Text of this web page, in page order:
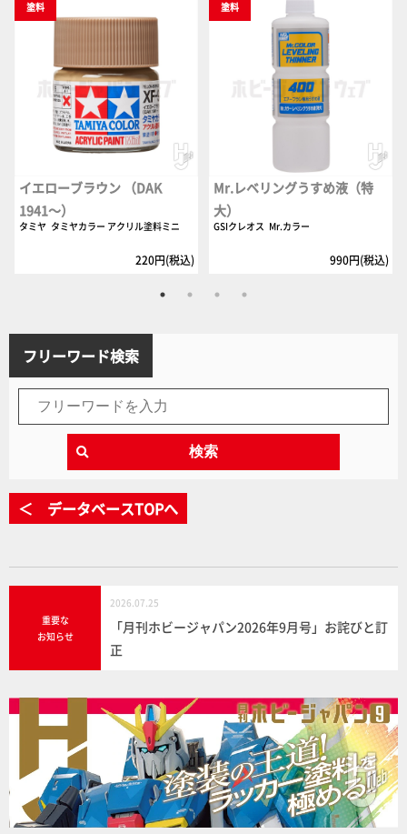
塗料
イエローブラウン （DAK
1941～）
タミヤ タミヤカラー アクリル塗料ミニ
220円(税込)
塗料
Mr.レベリングうすめ液（特
大）
GSIクレオス Mr.カラー
990円(税込)
フリーワード検索
検索
＜ データベースTOPへ
重要な
お知らせ
2026.07.25
「月刊ホビージャパン2026年9月号」お詫びと訂
正